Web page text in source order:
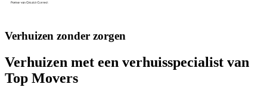
Verhuizen zonder zorgen
Verhuizen met een verhuisspecialist van
Top Movers